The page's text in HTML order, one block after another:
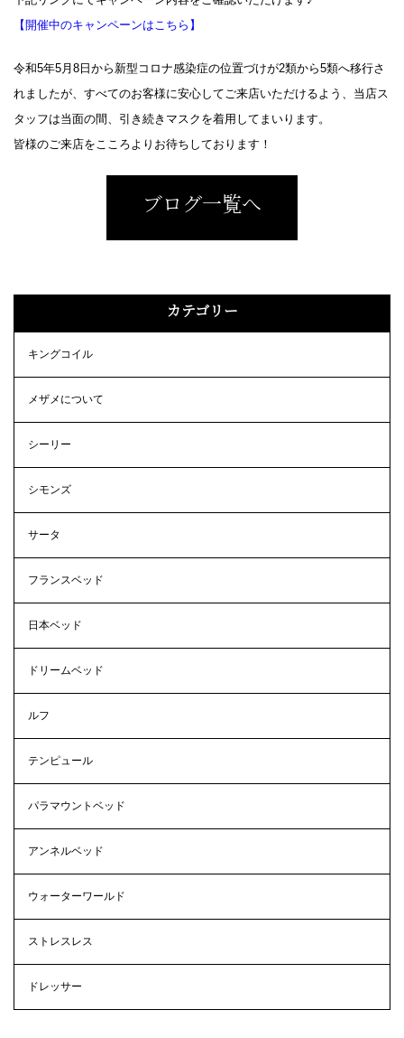
【開催中のキャンペーンはこちら】
令和5年5月8日から新型コロナ感染症の位置づけが2類から5類へ移行さ
れましたが、すべてのお客様に安心してご来店いただけるよう、当店ス
タッフは当面の間、引き続きマスクを着用してまいります。
皆様のご来店をこころよりお待ちしております！
ブログ一覧へ
カテゴリー
キングコイル
メザメについて
シーリー
シモンズ
サータ
フランスベッド
日本ベッド
ドリームベッド
ルフ
テンピュール
パラマウントベッド
アンネルベッド
ウォーターワールド
ストレスレス
ドレッサー